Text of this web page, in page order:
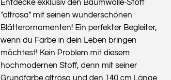
Alpenfleece
Leinen
Weihnachten
Entdecke exklusiv den Baumwolle-Stoff
"altrosa" mit seinen wunderschönen
Blätterornamenten! Ein perfekter Begleiter,
wenn du Farbe in dein Leben bringen
möchtest! Kein Problem mit diesem
hochmodernen Stoff, denn mit seiner
Grundfarbe altrosa und den 140 cm Länge